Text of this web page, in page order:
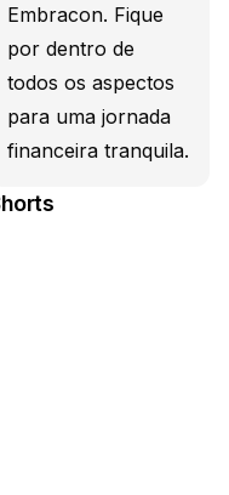
Embracon. Fique
por dentro de
todos os aspectos
para uma jornada
financeira tranquila.